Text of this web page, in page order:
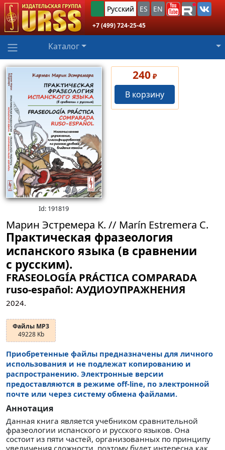
Русский ES EN
+7 (499) 724-25-45
Каталог
Id: 191819
240 ₽
В корзину
Марин Эстремера К. // Marín Estremera C.
Практическая фразеология
испанского языка (в сравнении
с русским).
FRASEOLOGÍA PRÁCTICA COMPARADA
ruso-español: АУДИОУПРАЖНЕНИЯ
2024.
Файлы MP3
49228 Kb
Приобретенные файлы предназначены для личного
использования и не подлежат копированию и
распространению. Электронные версии
предоставляются в режиме off-line, по электронной
почте или через систему обмена файлами.
Аннотация
Данная книга является учебником сравнительной
фразеологии испанского и русского языков. Она
состоит из пяти частей, организованных по принципу